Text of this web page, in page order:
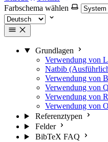
Farbschema wählen
Grundlagen
Verwendung von
Natbib
Verwendung von
Verwendung von
Verwendung von
Verwendung von
Referenztypen
Felder
BibTeX FAQ